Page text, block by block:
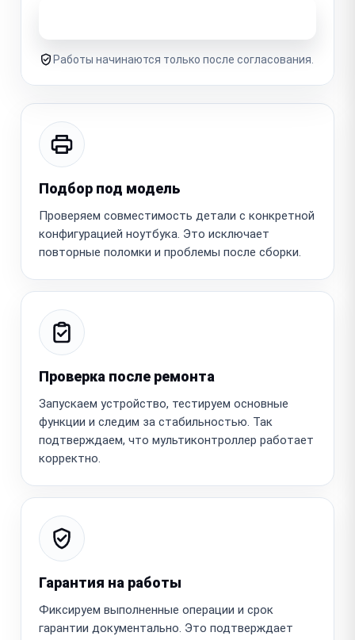
Работы начинаются только после согласования.
Подбор под модель
Проверяем совместимость детали с конкретной
конфигурацией ноутбука. Это исключает
повторные поломки и проблемы после сборки.
Проверка после ремонта
Запускаем устройство, тестируем основные
функции и следим за стабильностью. Так
подтверждаем, что мультиконтроллер работает
корректно.
Гарантия на работы
Фиксируем выполненные операции и срок
гарантии документально. Это подтверждает